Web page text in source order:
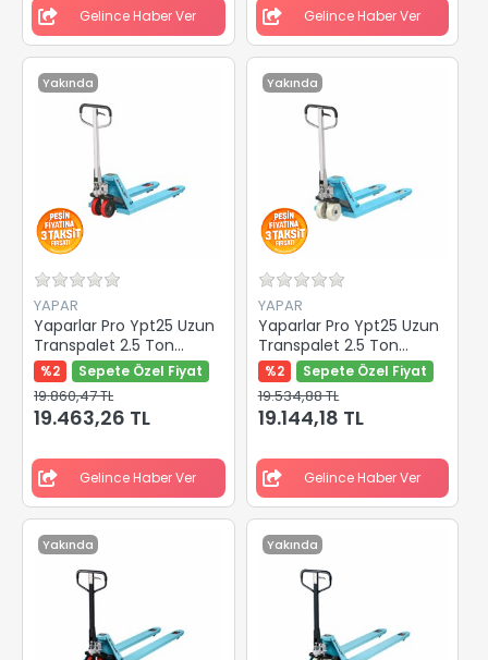
Gelince Haber Ver Gelince Haber Ver
Yakında
YAPAR
Yaparlar Pro Ypt25 Uzun
Transpalet 2.5 Ton
Kırmızı Pu Teker 1500 Mm
Y-82600
%2 Sepete Özel Fiyat
19.860,47 TL
19.463,26 TL
Gelince Haber Ver
Yakında
YAPAR
Yaparlar Pro Ypt25 Uzun
Transpalet 2.5 Ton
Beyaz Kemik Teker 1500
Mm Y-82601
%2 Sepete Özel Fiyat
19.534,88 TL
19.144,18 TL
Gelince Haber Ver
Yakında Yakında